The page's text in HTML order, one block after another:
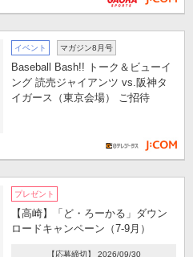
イベント マガジン8月号
Baseball Bash!! トーク＆ビューイ
ング 読売ジャイアンツ vs.阪神タ
イガース（東京会場） ご招待
プレゼント
【高崎】「ど・ろーかる」ダウン
ロードキャンペーン（7-9月）
【応募締切】 2026/09/30